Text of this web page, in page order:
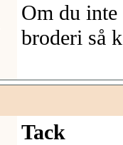
Om du
broderi så
Tack